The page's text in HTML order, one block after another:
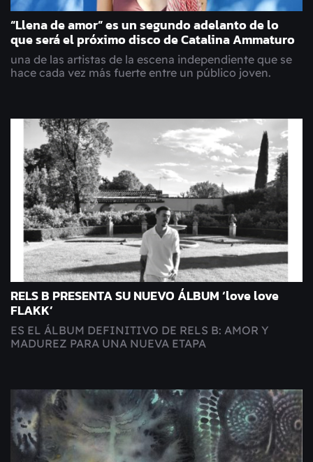
“Llena de amor” es un segundo adelanto de lo
que será el próximo disco de Catalina Ammaturo
una de las artistas de la escena independiente que se
hace cada vez más fuerte entre un público joven.
RELS B PRESENTA SU NUEVO ÁLBUM ‘love love
FLAKK’
ES EL ÁLBUM DEFINITIVO DE RELS B: AMOR Y
MADUREZ PARA UNA NUEVA ETAPA